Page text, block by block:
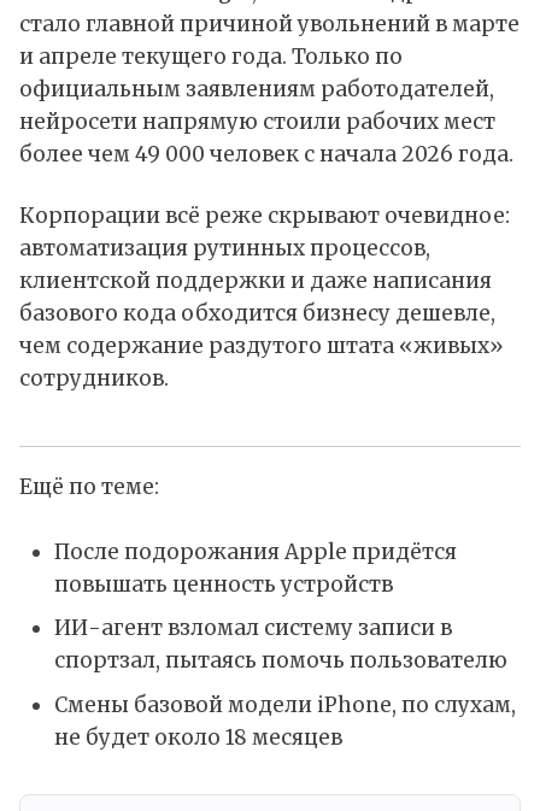
стало главной причиной увольнений в марте
и апреле текущего года. Только по
официальным заявлениям работодателей,
нейросети напрямую стоили рабочих мест
более чем 49 000 человек с начала 2026 года.
Корпорации всё реже скрывают очевидное:
автоматизация рутинных процессов,
клиентской поддержки и даже написания
базового кода обходится бизнесу дешевле,
чем содержание раздутого штата «живых»
сотрудников.
Ещё по теме:
После подорожания Apple придётся
повышать ценность устройств
ИИ-агент взломал систему записи в
спортзал, пытаясь помочь пользователю
Смены базовой модели iPhone, по слухам,
не будет около 18 месяцев